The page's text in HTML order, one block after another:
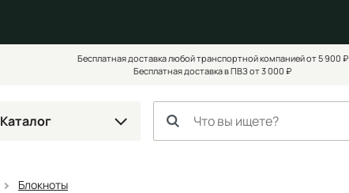
Бесплатная доставка любой транспортной компанией от 5 900 ₽
Бесплатная доставка в ПВЗ от 3 000 ₽
Каталог
Блокноты